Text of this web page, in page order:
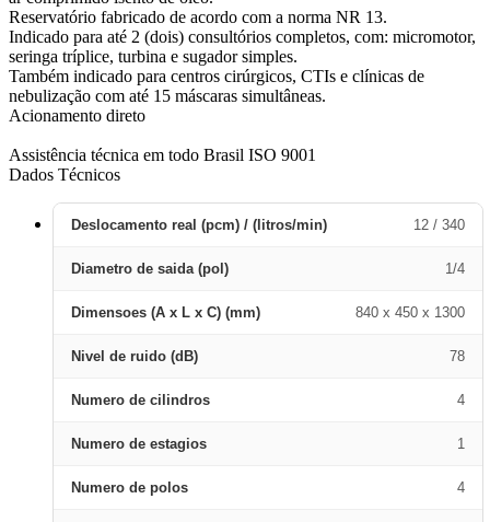
Reservatório fabricado de acordo com a norma NR 13.
Indicado para até 2 (dois) consultórios completos, com: micromotor,
seringa tríplice, turbina e sugador simples.
Também indicado para centros cirúrgicos, CTIs e clínicas de
nebulização com até 15 máscaras simultâneas.
Acionamento direto
Assistência técnica em todo Brasil ISO 9001
Dados Técnicos
Deslocamento real (pcm) / (litros/min) 12 / 340
Diametro de saida (pol) 1/4
Dimensoes (A x L x C) (mm) 840 x 450 x 1300
Nivel de ruido (dB) 78
Numero de cilindros 4
Numero de estagios 1
Numero de polos 4